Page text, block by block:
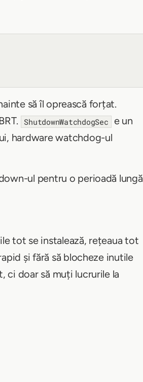
să îl oprească forțat.
ShutdownWatchdogSec
e un
hardware watchdog-ul
ul pentru o perioadă lungă
tot se instalează, rețeaua tot
și fără să blocheze inutile
ci doar să muți lucrurile la